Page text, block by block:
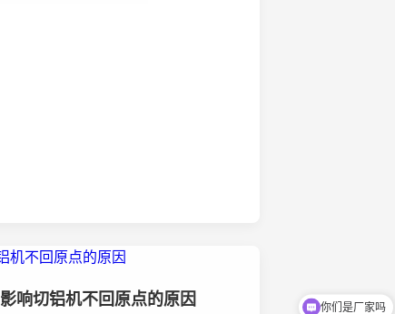
影响切铝机不回原点的原因 你们是厂家吗